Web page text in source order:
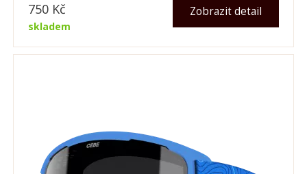
skladem
Zobrazit detail
750 Kč